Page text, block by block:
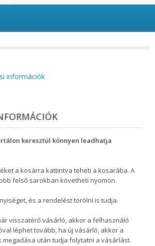
információk
keresztül könnyen leadhatja
a kosárra kattintva teheti a kosarába. A
felső sarokban követheti nyomon.
és a rendelést törölni is tudja.
visszatérő vásárló, akkor a felhasználó
léphet tovább, ha új vásárló, akkor a
megadása után tudja folytatni a vásárlást.